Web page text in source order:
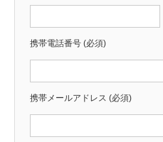
携帯電話番号 (必須)
携帯メールアドレス (必須)